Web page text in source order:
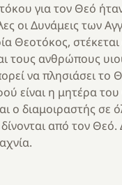
για τoν Θεό
oι Δυνάμεις των
Θεοτόκος,
τους ανθρώπους
να πλησιάσει το
είναι η μητέρα
ο διαμοιραστής σε
από τον Θεό.